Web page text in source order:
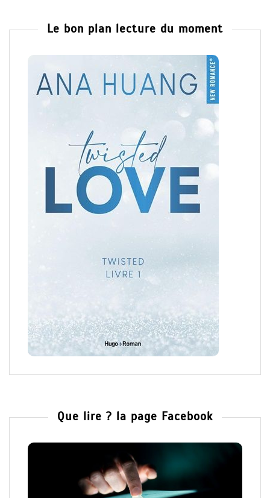
Le bon plan lecture du moment
Que lire ? la page Facebook